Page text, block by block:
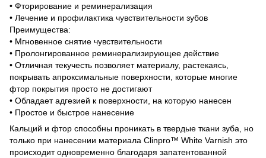
• Фторирование и реминерализация
• Лечение и профилактика чувствительности зубов
Преимущества:
• Мгновенное снятие чувствительности
• Пролонгированное реминерализирующее действие
• Отличная текучесть позволяет материалу, растекаясь,
покрывать апроксимальные поверхности, которые многие
фтор покрытия просто не достигают
• Обладает адгезией к поверхности, на которую нанесен
• Простое и быстрое нанесение
Кальций и фтор способны проникать в твердые ткани зуба, но
только при нанесении материала Clinpro™ White Varnish это
происходит одновременно благодаря запатентованной